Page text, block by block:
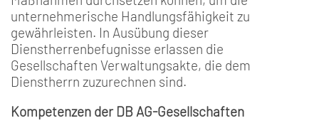
unternehmerische Handlungsfähigkeit zu
gewährleisten. In Ausübung dieser
Dienstherrenbefugnisse erlassen die
Gesellschaften Verwaltungsakte, die dem
Dienstherrn zuzurechnen sind.
Kompetenzen der DB AG-Gesellschaften